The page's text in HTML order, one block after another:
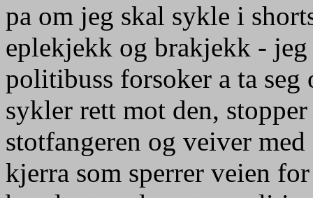
pa om jeg skal sykle i
eplekjekk og brakjekk -
politibuss forsoker a ta
sykler rett mot den,
stotfangeren og veiver
kjerra som sperrer veien